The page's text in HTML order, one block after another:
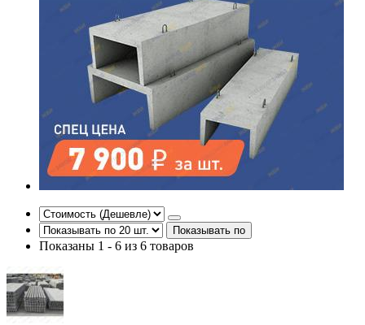
Показывать по
Показаны 1 - 6 из 6 товаров